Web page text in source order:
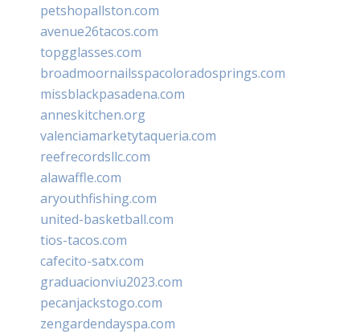
petshopallston.com
avenue26tacos.com
topgglasses.com
broadmoornailsspacoloradosprings.com
missblackpasadena.com
anneskitchen.org
valenciamarketytaqueria.com
reefrecordsllc.com
alawaffle.com
aryouthfishing.com
united-basketball.com
tios-tacos.com
cafecito-satx.com
graduacionviu2023.com
pecanjackstogo.com
zengardendayspa.com